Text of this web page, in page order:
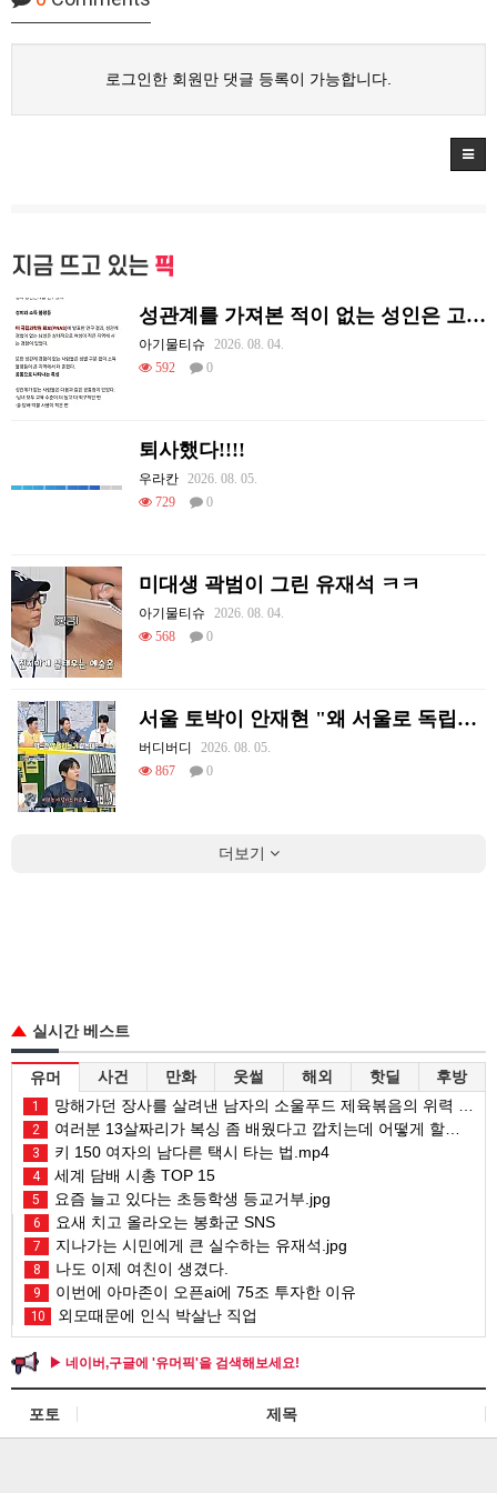
로그인한 회원만 댓글 등록이 가능합니다.
지금 뜨고 있는 픽
성관계를 가져본 적이 없는 성인은 고작 1%다
아기물티슈
2026. 08. 04.
592
0
퇴사했다!!!!
우라칸 2026. 08. 05.
729
0
미대생 곽범이 그린 유재석 ㅋㅋ
아기물티슈
2026. 08. 04.
568
0
서울 토박이 안재현 "왜 서울로 독립해?"
버디버디
2026. 08. 05.
867
0
더보기
실시간 베스트
유머 사건 만화 웃썰 해외 핫딜 후방
1 망해가던 장사를 살려낸 남자의 소울푸드 제육볶음의 위력 ㅋㅋ
2 여러분 13살짜리가 복싱 좀 배웠다고 깝치는데 어떻게 할까요?
3 키 150 여자의 남다른 택시 타는 법.mp4
4 세계 담배 시총 TOP 15
5 요즘 늘고 있다는 초등학생 등교거부.jpg
6 요새 치고 올라오는 봉화군 SNS
7 지나가는 시민에게 큰 실수하는 유재석.jpg
8 나도 이제 여친이 생겼다.
9 이번에 아마존이 오픈ai에 75조 투자한 이유
10 외모때문에 인식 박살난 직업
▶ 네이버,구글에 '유머픽'을 검색해보세요!
포토 제목